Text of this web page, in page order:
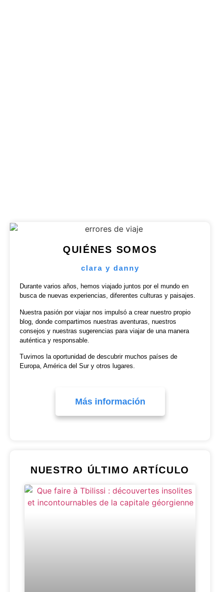
QUIÉNES SOMOS
clara y danny
Durante varios años, hemos viajado juntos por el mundo en
busca de nuevas experiencias, diferentes culturas y paisajes.
Nuestra pasión por viajar nos impulsó a crear nuestro propio
blog, donde compartimos nuestras aventuras, nuestros
consejos y nuestras sugerencias para viajar de una manera
auténtica y responsable.
Tuvimos la oportunidad de descubrir muchos países de
Europa, América del Sur y otros lugares.
Más información
NUESTRO ÚLTIMO ARTÍCULO